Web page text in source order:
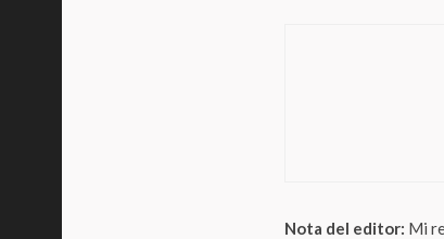
Nota del editor: Mi